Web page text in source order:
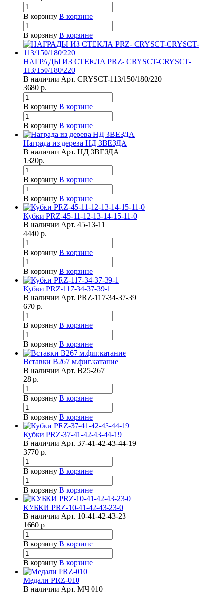
В корзину В корзине
В корзину В корзине
НАГРАДЫ ИЗ СТЕКЛА PRZ- CRYSCT-CRYSCT-
113/150/180/220
В наличии Арт. CRYSCT-113/150/180/220
3680 р.
В корзину В корзине
В корзину В корзине
Награда из дерева НД ЗВЕЗДА
В наличии Арт. НД ЗВЕЗДА
1320р.
В корзину В корзине
В корзину В корзине
Кубки PRZ-45-11-12-13-14-15-11-0
В наличии Арт. 45-13-11
4440 р.
В корзину В корзине
В корзину В корзине
Кубки PRZ-117-34-37-39-1
В наличии Арт. PRZ-117-34-37-39
670 р.
В корзину В корзине
В корзину В корзине
Вставки B267 м.фиг.катание
В наличии Арт. B25-267
28 р.
В корзину В корзине
В корзину В корзине
Кубки PRZ-37-41-42-43-44-19
В наличии Арт. 37-41-42-43-44-19
3770 р.
В корзину В корзине
В корзину В корзине
КУБКИ PRZ-10-41-42-43-23-0
В наличии Арт. 10-41-42-43-23
1660 р.
В корзину В корзине
В корзину В корзине
Медали PRZ-010
В наличии Арт. МЧ 010